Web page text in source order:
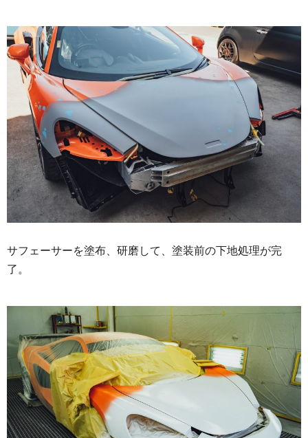
サフェーサーを塗布、研磨して、塗装前の下地処理が完
了。